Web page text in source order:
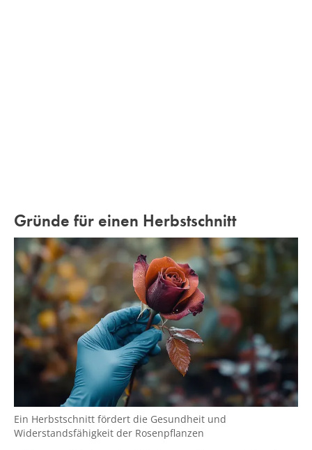
Gründe für einen Herbstschnitt
Ein Herbstschnitt fördert die Gesundheit und
Widerstandsfähigkeit der Rosenpflanzen